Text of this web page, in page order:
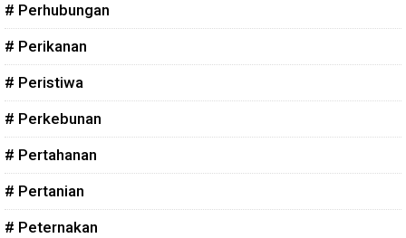
# Perhubungan
# Perikanan
# Peristiwa
# Perkebunan
# Pertahanan
# Pertanian
# Peternakan